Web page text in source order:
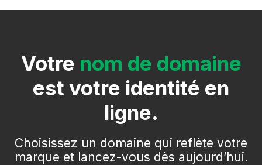
Votre nom de domaine
est votre identité en
ligne.
Choisissez un domaine qui reflète votre
marque et lancez-vous dès aujourd’hui.